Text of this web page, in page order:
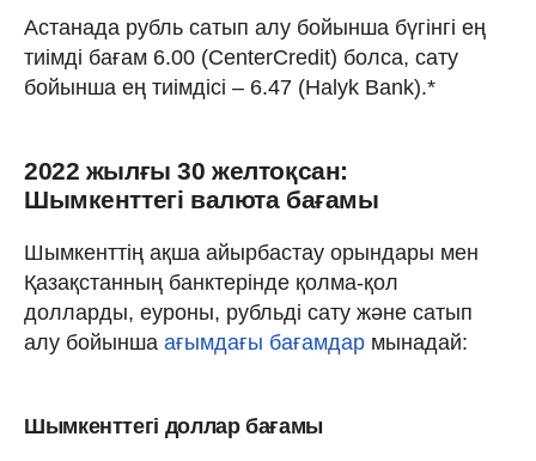
Астанада рубль сатып алу бойынша бүгінгі ең
тиімді бағам 6.00 (CenterCredit) болса, сату
бойынша ең тиімдісі – 6.47 (Halyk Bank).*
2022 жылғы 30 желтоқсан:
Шымкенттегі валюта бағамы
Шымкенттің ақша айырбастау орындары мен
Қазақстанның банктерінде қолма-қол
долларды, еуроны, рубльді сату және сатып
алу бойынша ағымдағы бағамдар мынадай:
Шымкенттегі доллар бағамы